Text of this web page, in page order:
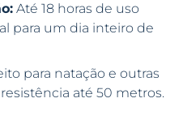
Até 18 horas de uso
para um dia inteiro de
para natação e outras
até 50 metros.